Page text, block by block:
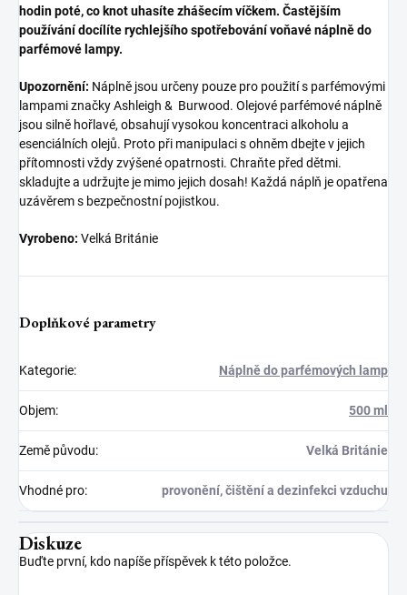
hodin poté, co knot uhasíte zhášecím víčkem. Častějším
používání docílíte rychlejšího spotřebování voňavé náplně do
parfémové lampy.
Upozornění: Náplně jsou určeny pouze pro použití s parfémovými
lampami značky Ashleigh & Burwood. Olejové parfémové náplně
jsou silně hořlavé, obsahují vysokou koncentraci alkoholu a
esenciálních olejů. Proto při manipulaci s ohněm dbejte v jejich
přítomnosti vždy zvýšené opatrnosti. Chraňte před dětmi.
skladujte a udržujte je mimo jejich dosah! Každá náplň je opatřena
uzávěrem s bezpečnostní pojistkou.
Vyrobeno: Velká Británie
Doplňkové parametry
Kategorie: Náplně do parfémových lamp
Objem: 500 ml
Země původu: Velká Británie
Vhodné pro: provonění, čištění a dezinfekci vzduchu
Diskuze
Buďte první, kdo napíše příspěvek k této položce.